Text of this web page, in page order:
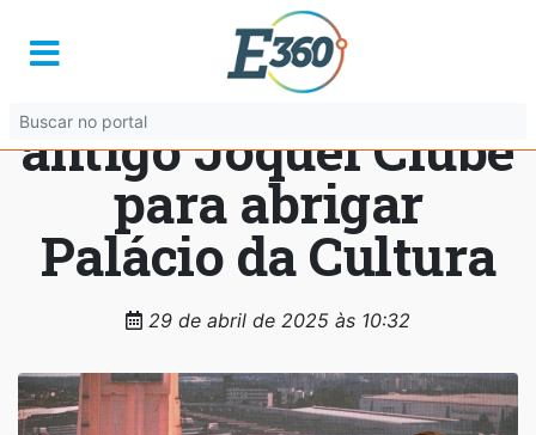
Mabel anuncia
recuperação do
antigo Jóquei Clube
para abrigar
Palácio da Cultura
29 de abril de 2025 às 10:32